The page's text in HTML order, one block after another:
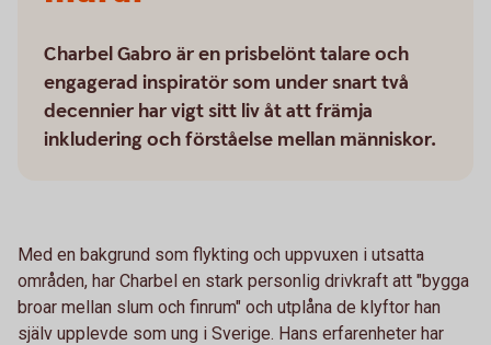
Charbel Gabro är en prisbelönt talare och
engagerad inspiratör som under snart två
decennier har vigt sitt liv åt att främja
inkludering och förståelse mellan människor.
Med en bakgrund som flykting och uppvuxen i utsatta
områden, har Charbel en stark personlig drivkraft att "bygga
broar mellan slum och finrum" och utplåna de klyftor han
själv upplevde som ung i Sverige. Hans erfarenheter har